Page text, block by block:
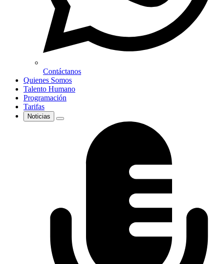
Contáctanos
Quienes Somos
Talento Humano
Programación
Tarifas
Noticias